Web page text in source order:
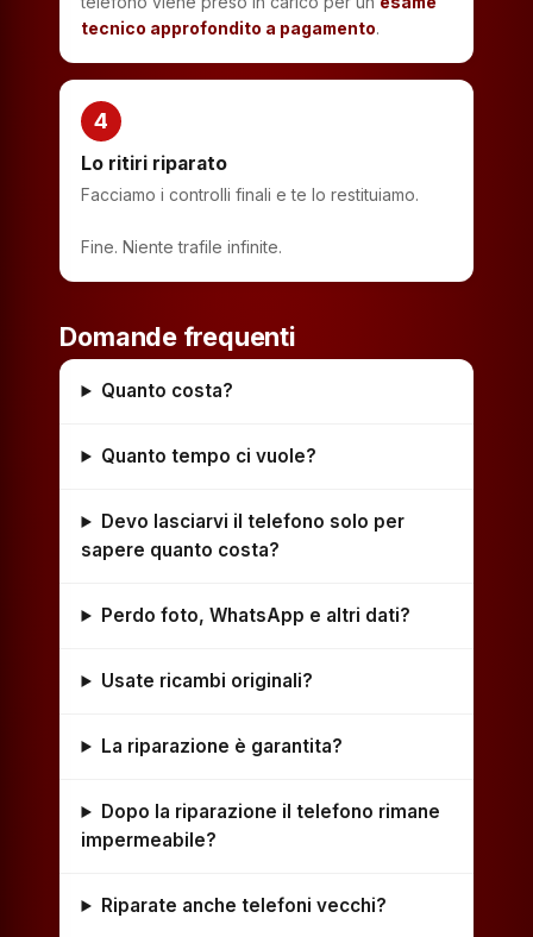
tecnico approfondito a pagamento.
4
Lo ritiri riparato
Facciamo i controlli finali e te lo restituiamo.
Fine. Niente trafile infinite.
Domande frequenti
Quanto costa?
Quanto tempo ci vuole?
Devo lasciarvi il telefono solo per
sapere quanto costa?
Perdo foto, WhatsApp e altri dati?
Usate ricambi originali?
La riparazione è garantita?
Dopo la riparazione il telefono rimane
impermeabile?
Riparate anche telefoni vecchi?